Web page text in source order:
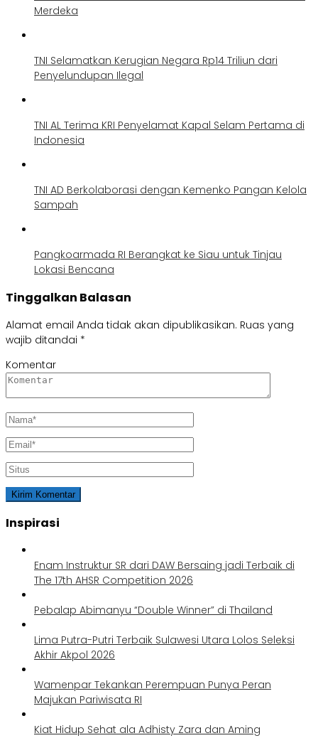
Merdeka
TNI Selamatkan Kerugian Negara Rp14 Triliun dari
Penyelundupan Ilegal
TNI AL Terima KRI Penyelamat Kapal Selam Pertama di
Indonesia
TNI AD Berkolaborasi dengan Kemenko Pangan Kelola
Sampah
Pangkoarmada RI Berangkat ke Siau untuk Tinjau
Lokasi Bencana
Tinggalkan Balasan
Alamat email Anda tidak akan dipublikasikan. Ruas yang
wajib ditandai *
Komentar
Inspirasi
Enam Instruktur SR dari DAW Bersaing jadi Terbaik di
The 17th AHSR Competition 2026
Pebalap Abimanyu “Double Winner” di Thailand
Lima Putra-Putri Terbaik Sulawesi Utara Lolos Seleksi
Akhir Akpol 2026
Wamenpar Tekankan Perempuan Punya Peran
Majukan Pariwisata RI
Kiat Hidup Sehat ala Adhisty Zara dan Aming